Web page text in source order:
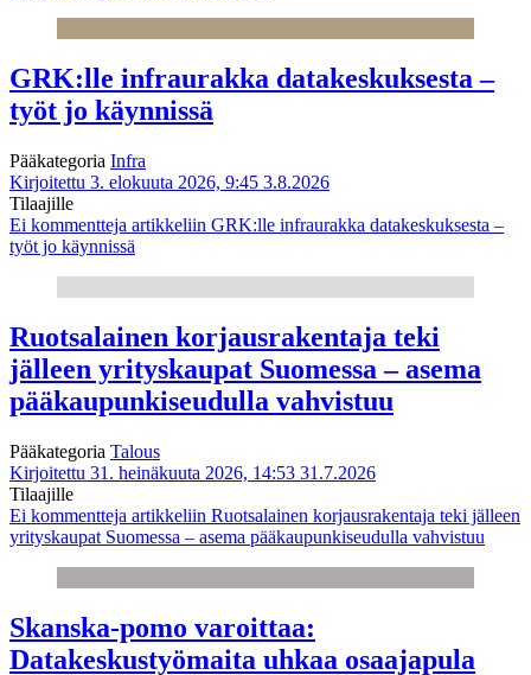
GRK:lle infraurakka datakeskuksesta –
työt jo käynnissä
Pääkategoria Infra
Kirjoitettu 3. elokuuta 2026, 9:45 3.8.2026
Tilaajille
Ei kommentteja artikkeliin GRK:lle infraurakka datakeskuksesta –
työt jo käynnissä
Ruotsalainen korjausrakentaja teki
jälleen yrityskaupat Suomessa – asema
pääkaupunkiseudulla vahvistuu
Pääkategoria Talous
Kirjoitettu 31. heinäkuuta 2026, 14:53 31.7.2026
Tilaajille
Ei kommentteja artikkeliin Ruotsalainen korjausrakentaja teki jälleen
yrityskaupat Suomessa – asema pääkaupunkiseudulla vahvistuu
Skanska-pomo varoittaa:
Datakeskustyömaita uhkaa osaajapula